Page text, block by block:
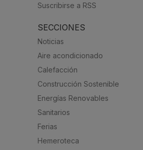
Suscribirse a RSS
SECCIONES
Noticias
Aire acondicionado
Calefacción
Construcción Sostenible
Energías Renovables
Sanitarios
Ferias
Hemeroteca